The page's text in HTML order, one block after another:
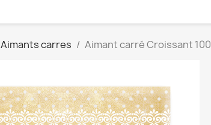
Aimants carres Aimant carré Croissant 100